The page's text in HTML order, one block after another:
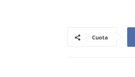
Cuota